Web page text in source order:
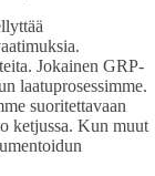
Jokainen GRP-
laatuprosessimme.
suoritettavaan
ketjussa. Kun muut